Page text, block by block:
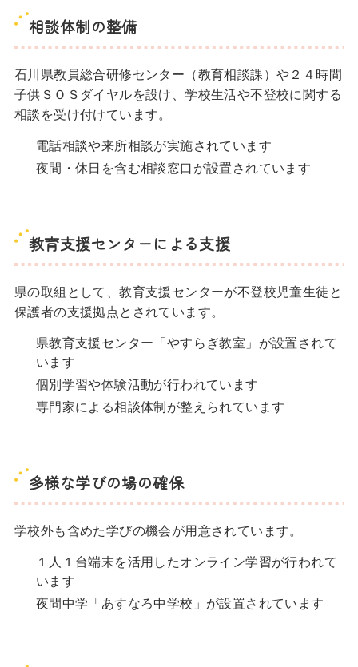
相談体制の整備
石川県教員総合研修センター（教育相談課）や２４時間
子供ＳＯＳダイヤルを設け、学校生活や不登校に関する
相談を受け付けています。
電話相談や来所相談が実施されています
夜間・休日を含む相談窓口が設置されています
教育支援センターによる支援
県の取組として、教育支援センターが不登校児童生徒と
保護者の支援拠点とされています。
県教育支援センター「やすらぎ教室」が設置されて
います
個別学習や体験活動が行われています
専門家による相談体制が整えられています
多様な学びの場の確保
学校外も含めた学びの機会が用意されています。
１人１台端末を活用したオンライン学習が行われて
います
夜間中学「あすなろ中学校」が設置されています